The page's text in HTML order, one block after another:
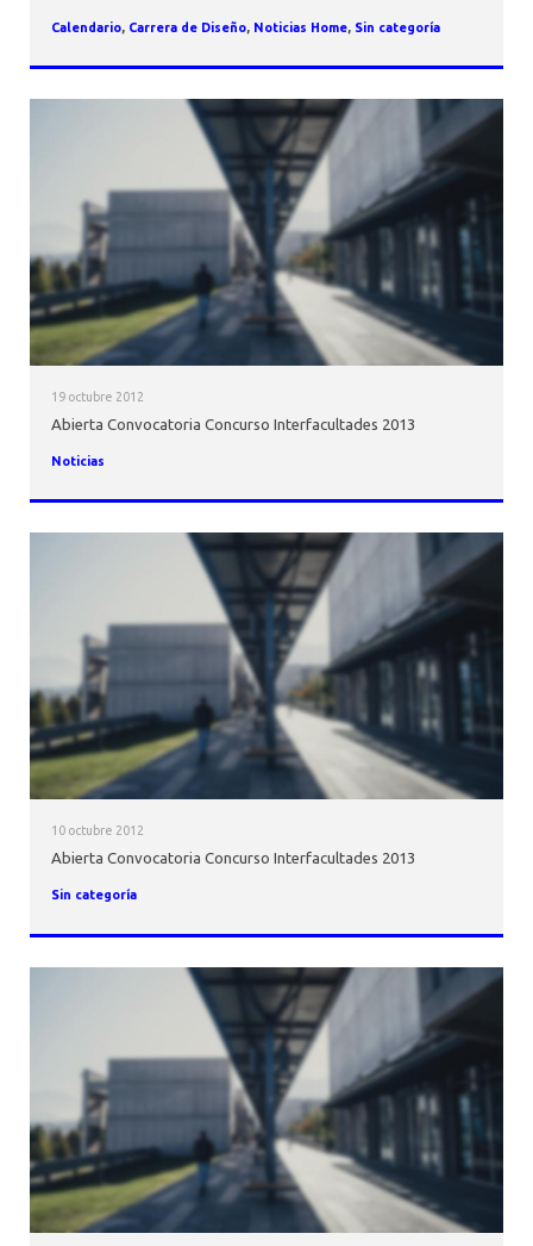
Calendario, Carrera de Diseño, Noticias Home, Sin categoría
19 octubre 2012
Abierta Convocatoria Concurso Interfacultades 2013
Noticias
10 octubre 2012
Abierta Convocatoria Concurso Interfacultades 2013
Sin categoría